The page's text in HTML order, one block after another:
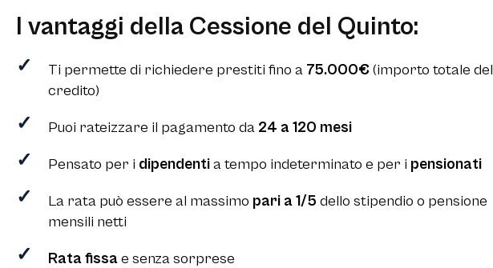
I vantaggi della Cessione del Quinto:
Ti permette di richiedere prestiti fino a 75.000€ (importo totale del
credito)
Puoi rateizzare il pagamento da 24 a 120 mesi
Pensato per i dipendentia tempo indeterminato e per i pensionati
La rata può essere al massimo pari a 1/5 dello stipendio o pensione
mensili netti
Rata fissa e senza sorprese